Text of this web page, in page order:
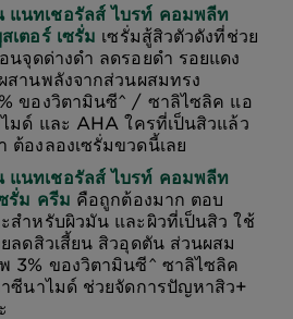
แนทเชอรัลส์ ไบรท์ คอมพลีท
เตอร์ เซรั่ม เซรั่มสู้สิวตัวดังที่ช่วย
นจุดด่างดำ ลดรอยดำ รอยแดง
สานพลังจากส่วนผสมทรง
ของวิตามินซี^ / ซาลิไซลิค แอ
มด์ และ AHA ใครที่เป็นสิวแล้ว
ต้องลองเซรั่มขวดนี้เลย
แนทเชอรัลส์ ไบรท์ คอมพลีท
รั่ม ครีม คือถูกต้องมาก ตอบ
สำหรับผิวมัน และผิวที่เป็นสิว ใช้
ลดสิวเสี้ยน สิวอุดตัน ส่วนผสม
3% ของวิตามินซี^ ซาลิไซลิค
ซีนาไมด์ ช่วยจัดการปัญหาสิว+